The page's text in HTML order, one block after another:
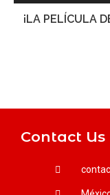
¡LA PELÍCULA
Contact Us